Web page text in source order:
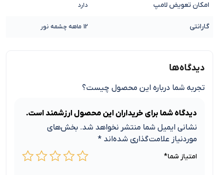
امکان تعویض لامپ دارد
گارانتی 12 ماهه چشمه نور
دیدگاه‌ها
تجربه شما درباره این محصول چیست؟
دیدگاه شما برای خریداران این محصول ارزشمند است.
نشانی ایمیل شما منتشر نخواهد شد. بخش‌های
موردنیاز علامت‌گذاری شده‌اند *
امتیاز شما*